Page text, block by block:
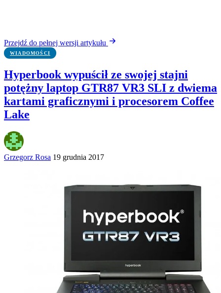
Przejdź do pełnej wersji artykułu
WIADOMOŚCI
Hyperbook wypuścił ze swojej stajni
potężny laptop GTR87 VR3 SLI z dwiema
kartami graficznymi i procesorem Coffee
Lake
Grzegorz Rosa 19 grudnia 2017